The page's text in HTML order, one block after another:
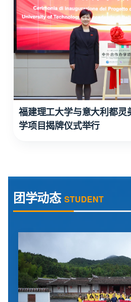
福建理工大学与意大利都灵
学项目揭牌仪式举行
团学动态 STUDENT